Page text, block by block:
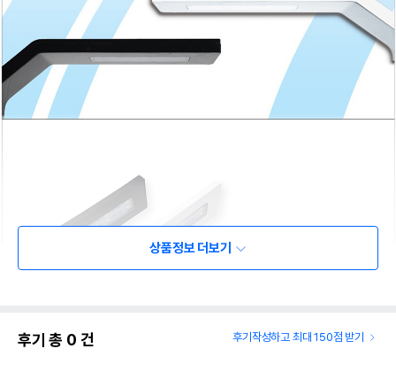
상품정보 더보기
후기 총 0 건 후기작성하고 최대 150점 받기